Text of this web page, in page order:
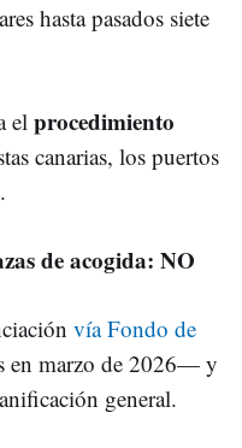
hasta pasados siete
el procedimiento
canarias, los puertos
de acogida: NO
vía Fondo de
marzo de 2026— y
general.